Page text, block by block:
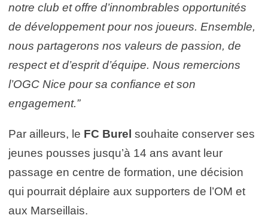
notre club et offre d’innombrables opportunités
de développement pour nos joueurs. Ensemble,
nous partagerons nos valeurs de passion, de
respect et d’esprit d’équipe. Nous remercions
l’OGC Nice pour sa confiance et son
engagement.”
Par ailleurs, le FC Burel souhaite conserver ses
jeunes pousses jusqu’à 14 ans avant leur
passage en centre de formation, une décision
qui pourrait déplaire aux supporters de l’OM et
aux Marseillais.